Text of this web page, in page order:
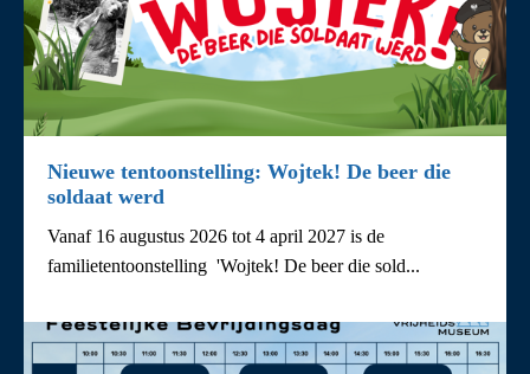
Nieuwe tentoonstelling: Wojtek! De beer die
soldaat werd
Vanaf 16 augustus 2026 tot 4 april 2027 is de
familietentoonstelling 'Wojtek! De beer die sold...